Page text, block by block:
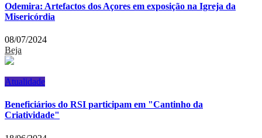
Odemira: Artefactos dos Açores em exposição na Igreja da
Misericórdia
08/07/2024
Beja
Atualidade
Beneficiários do RSI participam em "Cantinho da
Criatividade"